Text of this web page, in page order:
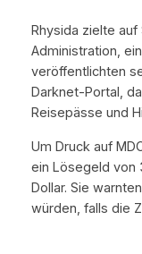
Rhysida zielte
Administration,
veröffentlichten
Darknet-Portal,
Reisepässe und
Um Druck auf
ein Lösegeld von
Dollar. Sie
würden, falls die